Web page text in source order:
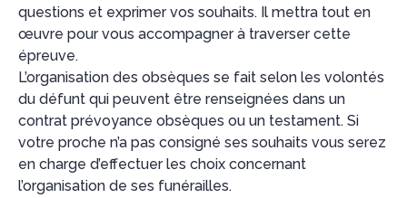
questions et exprimer vos souhaits. Il mettra tout en
œuvre pour vous accompagner à traverser cette
épreuve.
L’organisation des obsèques se fait selon les volontés
du défunt qui peuvent être renseignées dans un
contrat prévoyance obsèques ou un testament. Si
votre proche n’a pas consigné ses souhaits vous serez
en charge d’effectuer les choix concernant
l’organisation de ses funérailles.